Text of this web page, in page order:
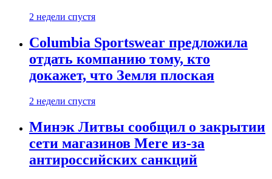
2 недели спустя
Columbia Sportswear предложила
отдать компанию тому, кто
докажет, что Земля плоская
2 недели спустя
Минэк Литвы сообщил о закрытии
сети магазинов Mere из-за
антироссийских санкций